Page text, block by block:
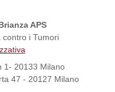
APS
contro i Tumori
1- 20133 Milano
47 - 20127 Milano